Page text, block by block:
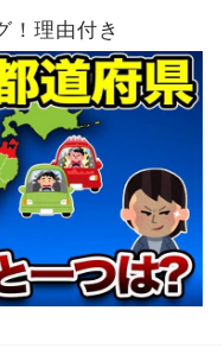
！理由付き